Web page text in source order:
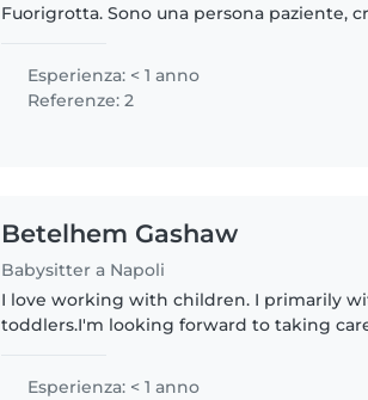
Fuorigrotta. Sono una persona paziente,
Esperienza: < 1 anno
Referenze: 2
Betelhem Gashaw
Babysitter a Napoli
I love working with children. I primarily
toddlers.I'm looking forward to taking
my experience..
Esperienza: < 1 anno